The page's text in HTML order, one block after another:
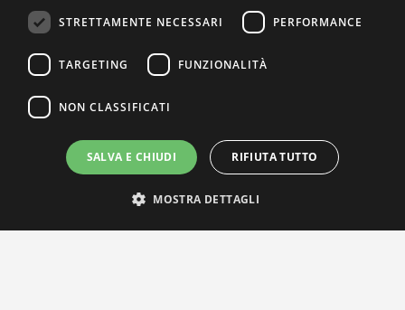
STRETTAMENTE NECESSARI PERFORMANCE
TARGETING FUNZIONALITÀ
NON CLASSIFICATI
SALVA E CHIUDI RIFIUTA TUTTO
MOSTRA DETTAGLI